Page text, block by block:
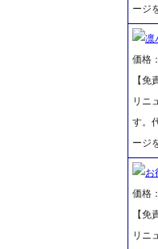
ージ
凛
価格：
【
リニ
す。
ージ
お
価格：
【
リニ